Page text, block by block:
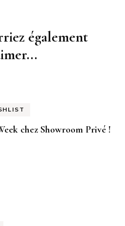
également
chez Showroom Privé !